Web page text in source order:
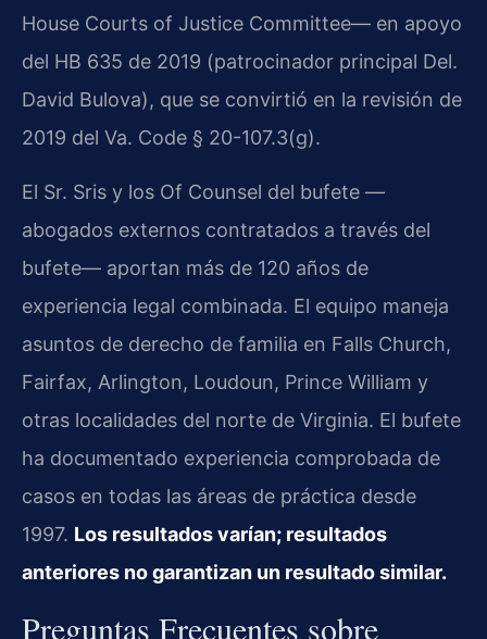
House Courts of Justice Committee— en apoyo
del HB 635 de 2019 (patrocinador principal Del.
David Bulova), que se convirtió en la revisión de
2019 del Va. Code § 20-107.3(g).
El Sr. Sris y los Of Counsel del bufete —
abogados externos contratados a través del
bufete— aportan más de 120 años de
experiencia legal combinada. El equipo maneja
asuntos de derecho de familia en Falls Church,
Fairfax, Arlington, Loudoun, Prince William y
otras localidades del norte de Virginia. El bufete
ha documentado experiencia comprobada de
casos en todas las áreas de práctica desde
1997. Los resultados varían; resultados
anteriores no garantizan un resultado similar.
Preguntas Frecuentes sobre